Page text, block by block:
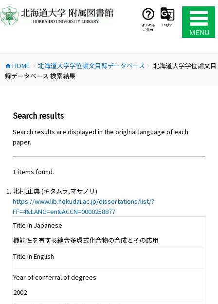
ン
テ
ス
キ
よくある
ご質問
English
home HOME chevron_right 北海道大学学位論文目録データベース chevron_right
北海道大学学位論文目
録データベース 検索結果
Search results
Search results are displayed in the origlnal language of each
paper.
1 items found.
北村,正典 (キタムラ,マサノリ)
https://www.lib.hokudai.ac.jp/dissertations/list/?
FF=4&LANG=en&ACCN=0000258877
Title in Japanese
機能性を有する縮合多環式化合物の合成とその応用
Title in English
Year of conferral of degrees
2002